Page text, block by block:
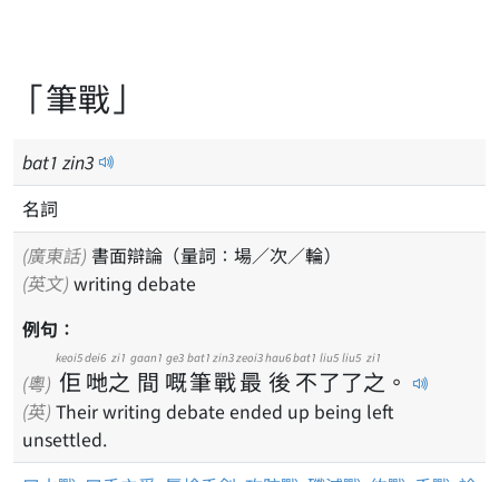
「筆戰」
bat1 zin3
名詞
(廣東話) 書面辯論（量詞：場／次／輪）
(英文) writing debate
例句：
(粵) 佢
keoi5
哋
dei6
之
zi1
間
gaan1
嘅
ge3
筆
bat1
戰
zin3
最
zeoi3
後
hau6
不
bat1
了
liu5
了
liu5
之
zi1
。
(英) Their writing debate ended up being left
unsettled.